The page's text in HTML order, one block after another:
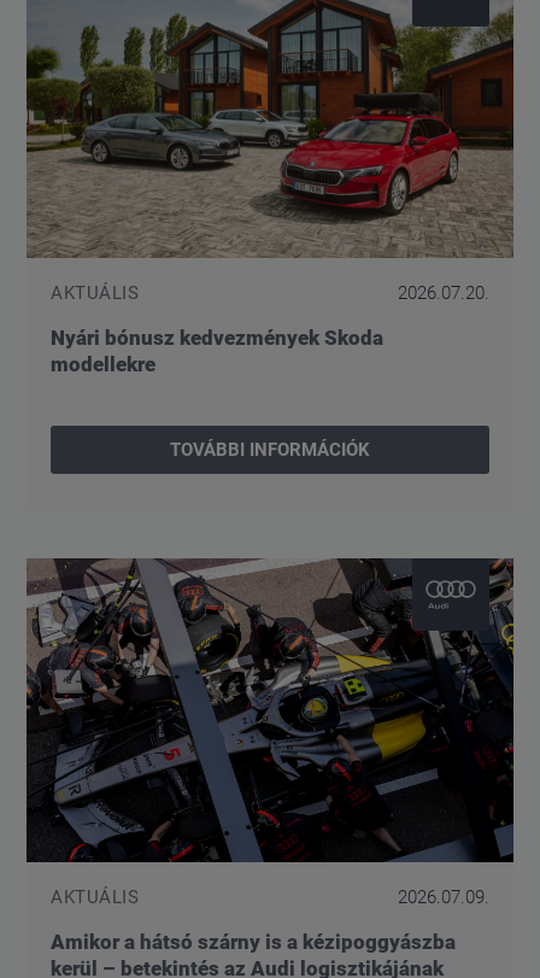
AKTUÁLIS 2026.07.20.
Nyári bónusz kedvezmények Skoda
modellekre
TOVÁBBI INFORMÁCIÓK
AKTUÁLIS 2026.07.09.
Amikor a hátsó szárny is a kézipoggyászba
kerül – betekintés az Audi logisztikájának